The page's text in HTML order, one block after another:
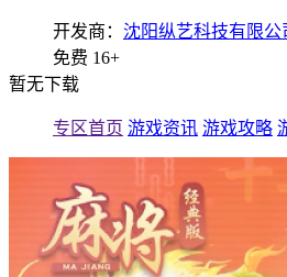
开发商： 沈阳纵艺科技有限公
免费 16+
暂无下载
专区首页 游戏资讯 游戏攻略